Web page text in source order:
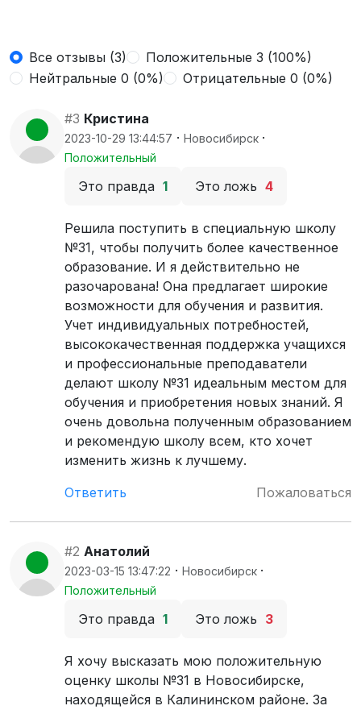
Все отзывы (3)
Положительные 3 (100%)
Нейтральные 0 (0%)
Отрицательные 0 (0%)
#3 Кристина
2023-10-29 13:44:57 · Новосибирск ·
Положительный
Это правда 1 Это ложь 4
Решила поступить в специальную школу
№31, чтобы получить более качественное
образование. И я действительно не
разочарована! Она предлагает широкие
возможности для обучения и развития.
Учет индивидуальных потребностей,
высококачественная поддержка учащихся
и профессиональные преподаватели
делают школу №31 идеальным местом для
обучения и приобретения новых знаний. Я
очень довольна полученным образованием
и рекомендую школу всем, кто хочет
изменить жизнь к лучшему.
Ответить
Пожаловаться
#2 Анатолий
2023-03-15 13:47:22 · Новосибирск ·
Положительный
Это правда 1 Это ложь 3
Я хочу высказать мою положительную
оценку школы №31 в Новосибирске,
находящейся в Калининском районе. За